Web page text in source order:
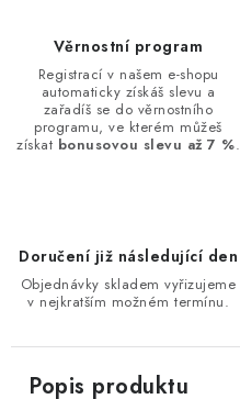
Věrnostní program
Registrací v našem e-shopu
automaticky získáš slevu a
zařadíš se do věrnostního
programu, ve kterém můžeš
získat bonusovou slevu až 7 %.
Doručení již následující den
Objednávky skladem vyřizujeme
v nejkratším možném termínu.
Popis produktu